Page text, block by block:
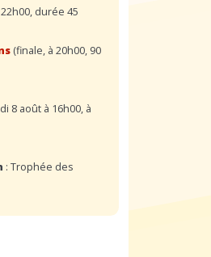
22h00, durée 45
(finale, à 20h00, 90
8 août à 16h00, à
: Trophée des